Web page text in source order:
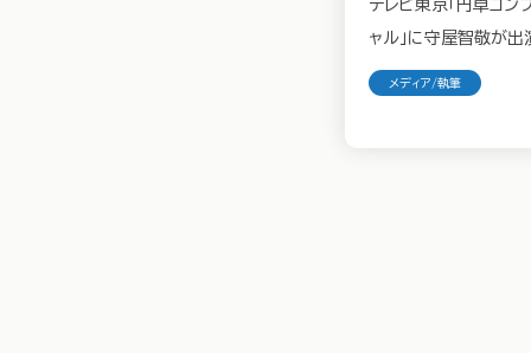
テレビ東京「円卓コン
ャル」に守屋智敬が出
メディア/執筆